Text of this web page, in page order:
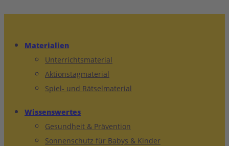
Materialien
Unterrichtsmaterial
Aktionstagmaterial
Spiel- und Rätselmaterial
Wissenswertes
Gesundheit & Prävention
Sonnenschutz für Babys & Kinder